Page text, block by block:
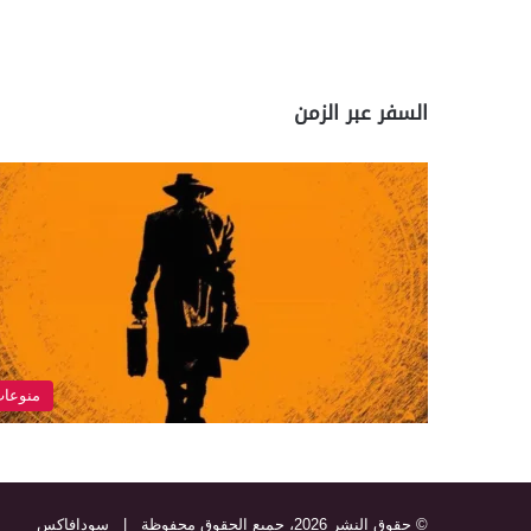
السفر عبر الزمن
© حقوق النشر 2026، جميع الحقوق محفوظة | سودافاكس